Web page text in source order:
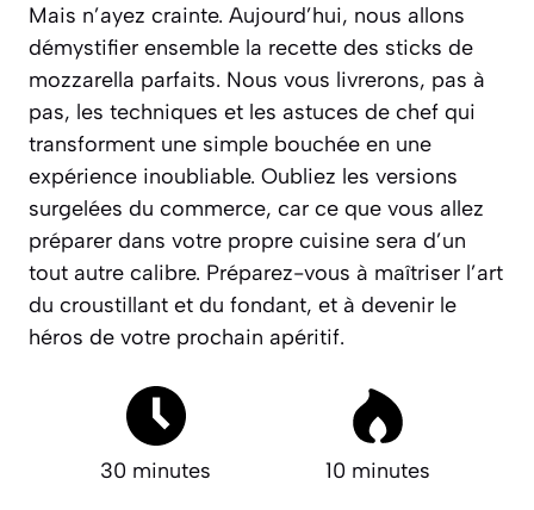
Mais n’ayez crainte. Aujourd’hui, nous allons
démystifier ensemble la recette des sticks de
mozzarella parfaits. Nous vous livrerons, pas à
pas, les techniques et les astuces de chef qui
transforment une simple bouchée en une
expérience inoubliable. Oubliez les versions
surgelées du commerce, car ce que vous allez
préparer dans votre propre cuisine sera d’un
tout autre calibre. Préparez-vous à maîtriser l’art
du croustillant et du fondant, et à devenir le
héros de votre prochain apéritif.
30 minutes 10 minutes